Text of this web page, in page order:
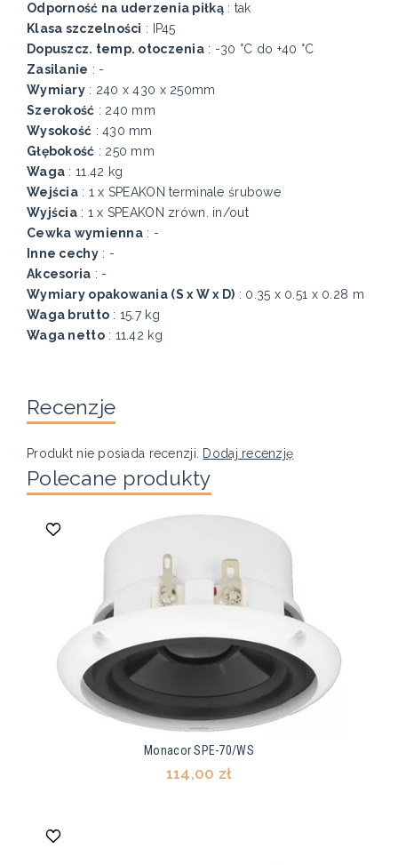
Odporność na uderzenia piłką: tak
Klasa szczelności : IP45
Dopuszcz. temp. otoczenia : -30 °C do +40 °C
Zasilanie : -
Wymiary: 240 x 430 x 250mm
Szerokość : 240 mm
Wysokość : 430 mm
Głębokość : 250 mm
Waga : 11.42 kg
Wejścia: 1 x SPEAKON terminale śrubowe
Wyjścia: 1 x SPEAKON zrówn. in/out
Cewka wymienna: -
Inne cechy: -
Akcesoria : -
Wymiary opakowania (S x W x D) : 0.35 x 0.51 x 0.28 m
Waga brutto : 15.7 kg
Waga netto: 11.42 kg
Recenzje
Produkt nie posiada recenzji. Dodaj recenzję
Polecane produkty
Monacor SPE-70/WS
114,00 zł